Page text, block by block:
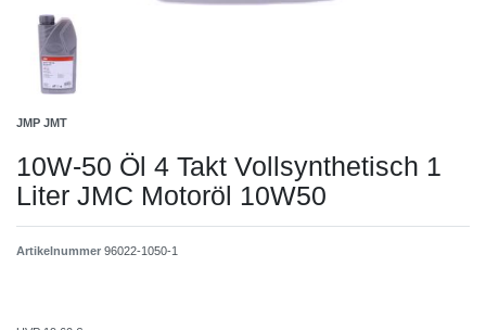
JMP JMT
10W-50 Öl 4 Takt Vollsynthetisch 1
Liter JMC Motoröl 10W50
Artikelnummer 96022-1050-1